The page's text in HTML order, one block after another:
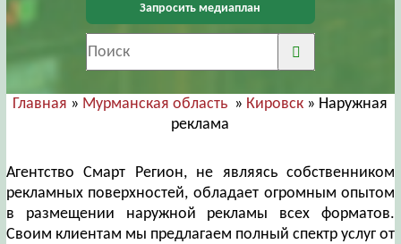
Запросить медиаплан
Главная » Мурманская область » Кировск » Наружная
реклама
Агентство Смарт Регион, не являясь собственником
рекламных поверхностей, обладает огромным опытом
в размещении наружной рекламы всех форматов.
Своим клиентам мы предлагаем полный спектр услуг от